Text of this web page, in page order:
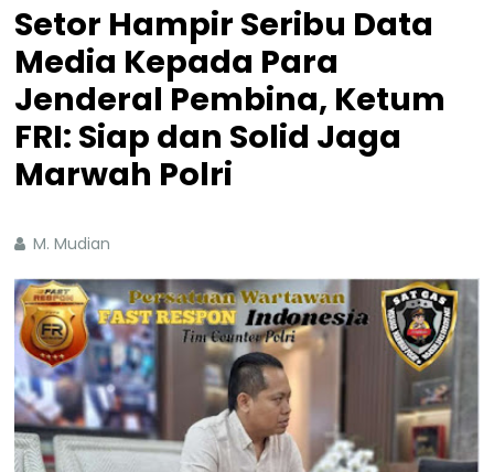
Setor Hampir Seribu Data
Media Kepada Para
Jenderal Pembina, Ketum
FRI: Siap dan Solid Jaga
Marwah Polri
M. Mudian